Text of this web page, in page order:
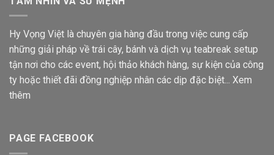
Hy Vọng Việt là chuyên gia hàng đầu trong việc cung cấp
những giải pháp về trái cây, bánh và dịch vụ teabreak setup
tận nơi cho các event, hội thảo khách hàng, sự kiện của công
ty hoặc thiết đãi đồng nghiệp nhân các dịp đặc biệt... Xem
thêm
PAGE FACEBOOK